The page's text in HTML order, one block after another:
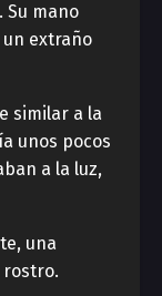
Su mano
extraño
similar a la
unos pocos
a la luz,
una
rostro.